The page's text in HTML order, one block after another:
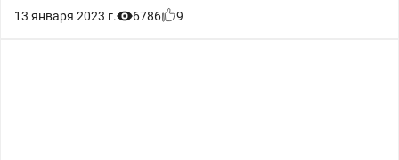
13 января 2023 г. 6786 9